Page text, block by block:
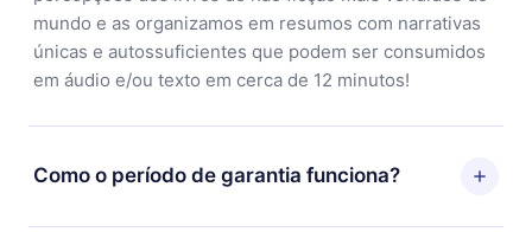
mundo e as organizamos em resumos com narrativas
únicas e autossuficientes que podem ser consumidos
em áudio e/ou texto em cerca de 12 minutos!
Como o período de garantia funciona?